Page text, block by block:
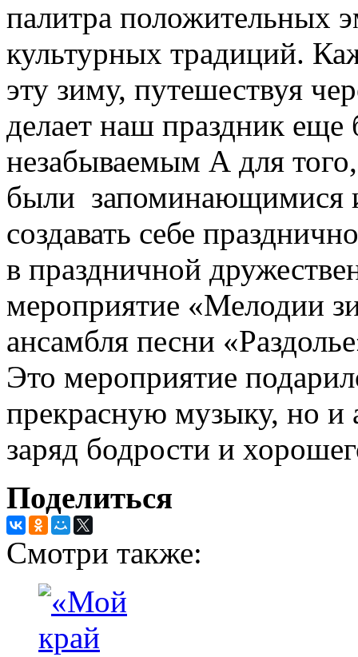
палитра положительных
культурных традиций.
эту зиму, путешествуя
делает наш праздник
незабываемым А для
были запоминающимися
создавать себе
в праздничной
мероприятие «Мелодии
ансамбля песни
Это мероприятие
прекрасную музыку, но и
заряд бодрости и
Поделиться
Смотри также: